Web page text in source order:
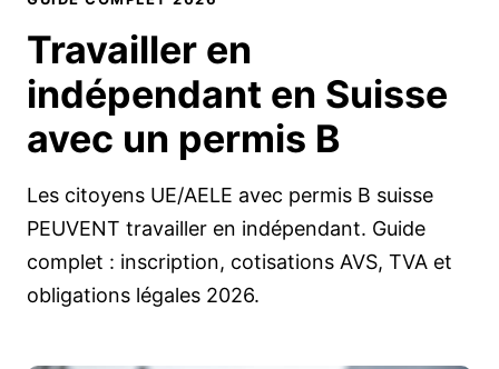
Travailler en
indépendant en Suisse
avec un permis B
Les citoyens UE/AELE avec permis B suisse
PEUVENT travailler en indépendant. Guide
complet : inscription, cotisations AVS, TVA et
obligations légales 2026.